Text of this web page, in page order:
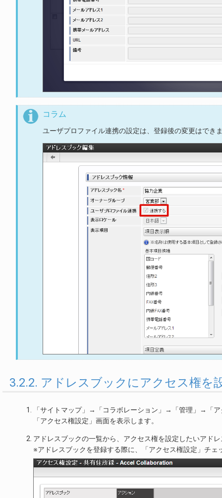
コラム
ユーザプロファイル連携の設定は、登録後の変更はでき
3.2.2. アドレスブックにアクセス権を
「サイトマップ」→「コラボレーション」→「管理」→「
「アクセス権設定」画面を表示します。
アドレスブックの一覧から、アクセス権を設定したいアド
※アドレスブックを登録する際に、「アクセス権設定」チ